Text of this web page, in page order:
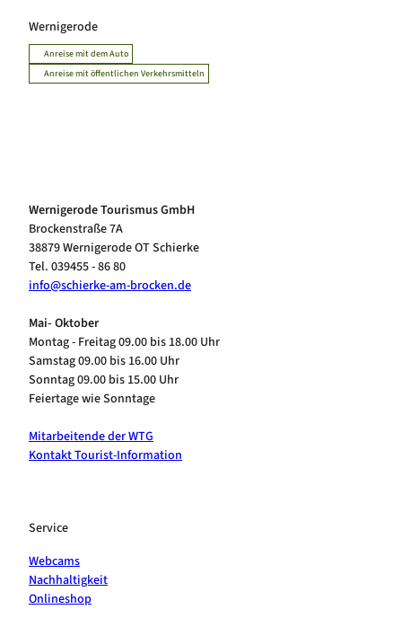
Wernigerode
Anreise mit dem Auto
Anreise mit öffentlichen Verkehrsmitteln
Wernigerode Tourismus GmbH
Brockenstraße 7A
38879 Wernigerode OT Schierke
Tel. 039455 - 86 80
info@schierke-am-brocken.de
Mai- Oktober
Montag - Freitag 09.00 bis 18.00 Uhr
Samstag 09.00 bis 16.00 Uhr
Sonntag 09.00 bis 15.00 Uhr
Feiertage wie Sonntage
Mitarbeitende der WTG
Kontakt Tourist-Information
Service
Webcams
Nachhaltigkeit
Onlineshop